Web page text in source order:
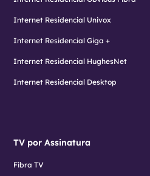
Internet Residencial Univox
Internet Residencial Giga +
Internet Residencial HughesNet
Internet Residencial Desktop
TV por Assinatura
Fibra TV